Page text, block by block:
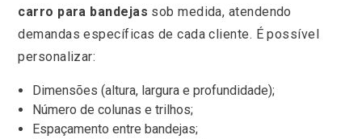
carro para bandejas sob medida, atendendo
demandas específicas de cada cliente. É possível
personalizar:
Dimensões (altura, largura e profundidade);
Número de colunas e trilhos;
Espaçamento entre bandejas;